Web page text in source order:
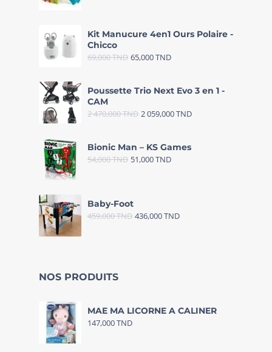
Kit Manucure 4en1 Ours Polaire -
Chicco
69,000TND 65,000TND
Poussette Trio Next Evo 3 en 1 -
CAM
2 470,000TND 2 059,000TND
Bionic Man – KS Games
54,000TND 51,000TND
Baby-Foot
459,000TND 436,000TND
NOS PRODUITS
MAE MA LICORNE A CALINER
147,000TND